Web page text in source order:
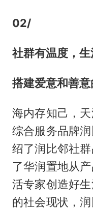
02/
社群有温度，
搭建爱意和善
海内存知己，
综合服务品牌
绍了润比邻社
了华润置地从
活专家创造好
的社会现状，